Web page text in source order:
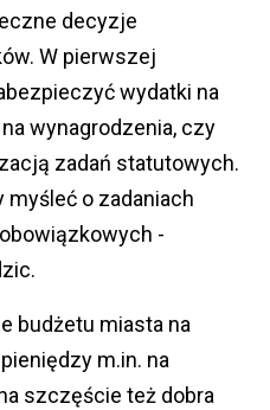
decyzje
W pierwszej
wydatki na
wynagrodzenia, czy
zadań statutowych.
myśleć o zadaniach
-
budżetu miasta na
m.in. na
szczęście też dobra